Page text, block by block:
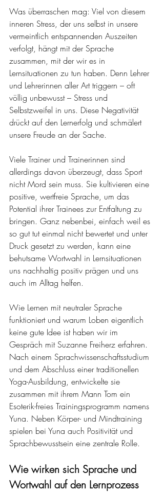
Was überraschen mag: Viel von diesem
inneren Stress, der uns selbst in unsere
vermeintlich entspannenden Auszeiten
verfolgt, hängt mit der Sprache
zusammen, mit der wir es in
Lernsituationen zu tun haben. Denn Lehrer
und Lehrerinnen aller Art triggern – oft
völlig unbewusst – Stress und
Selbstzweifel in uns. Diese Negativität
drückt auf den Lernerfolg und schmälert
unsere Freude an der Sache.
Viele Trainer und Trainerinnen sind
allerdings davon überzeugt, dass Sport
nicht Mord sein muss. Sie kultivieren eine
positive, wertfreie Sprache, um das
Potential ihrer Trainees zur Entfaltung zu
bringen. Ganz nebenbei, einfach weil es
so gut tut einmal nicht bewertet und unter
Druck gesetzt zu werden, kann eine
behutsame Wortwahl in Lernsituationen
uns nachhaltig positiv prägen und uns
auch im Alltag helfen.
Wie Lernen mit neutraler Sprache
funktioniert und warum Loben eigentlich
keine gute Idee ist haben wir im
Gespräch mit Suzanne Freiherz erfahren.
Nach einem Sprachwissenschaftsstudium
und dem Abschluss einer traditionellen
Yoga-Ausbildung, entwickelte sie
zusammen mit ihrem Mann Tom ein
Esoterik-freies Trainingsprogramm namens
Yuna. Neben Körper- und Mindtraining
spielen bei Yuna auch Positivität und
Sprachbewusstsein eine zentrale Rolle.
Wie wirken sich Sprache und
Wortwahl auf den Lernprozess